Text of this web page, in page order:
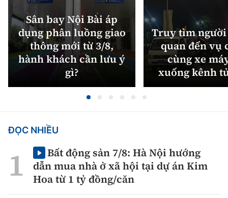
Sân bay Nội Bài áp
dụng phân luồng giao
thông mới từ 3/8,
hành khách cần lưu ý
gì?
Truy tìm
quan đến vụ
cùng xe
xuống kênh
ĐỌC NHIỀU
Bất động sản 7/8: Hà Nội hướng
dẫn mua nhà ở xã hội tại dự án Kim
Hoa từ 1 tỷ đồng/căn